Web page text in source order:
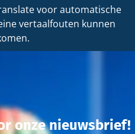
voor automatische
vertaalfouten kunnen
onze nieuwsbrief!